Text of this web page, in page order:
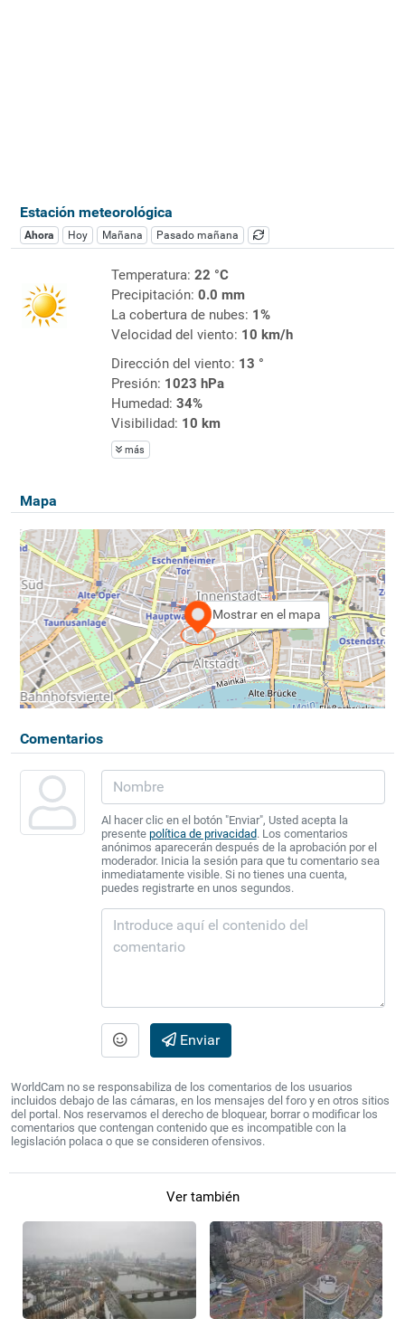
Estación meteorológica
Ahora Hoy Mañana Pasado mañana
Temperatura: 22 °C
Precipitación: 0.0 mm
La cobertura de nubes: 1%
Velocidad del viento: 10 km/h
Dirección del viento: 13 °
Presión: 1023 hPa
Humedad: 34%
Visibilidad: 10 km
más
Mapa
Mostrar en el mapa
Comentarios
Al hacer clic en el botón "Enviar", Usted acepta la
presente política de privacidad. Los comentarios
anónimos aparecerán después de la aprobación por el
moderador. Inicia la sesión para que tu comentario sea
inmediatamente visible. Si no tienes una cuenta,
puedes registrarte en unos segundos.
Enviar
WorldCam no se responsabiliza de los comentarios de los usuarios
incluidos debajo de las cámaras, en los mensajes del foro y en otros sitios
del portal. Nos reservamos el derecho de bloquear, borrar o modificar los
comentarios que contengan contenido que es incompatible con la
legislación polaca o que se consideren ofensivos.
Ver también